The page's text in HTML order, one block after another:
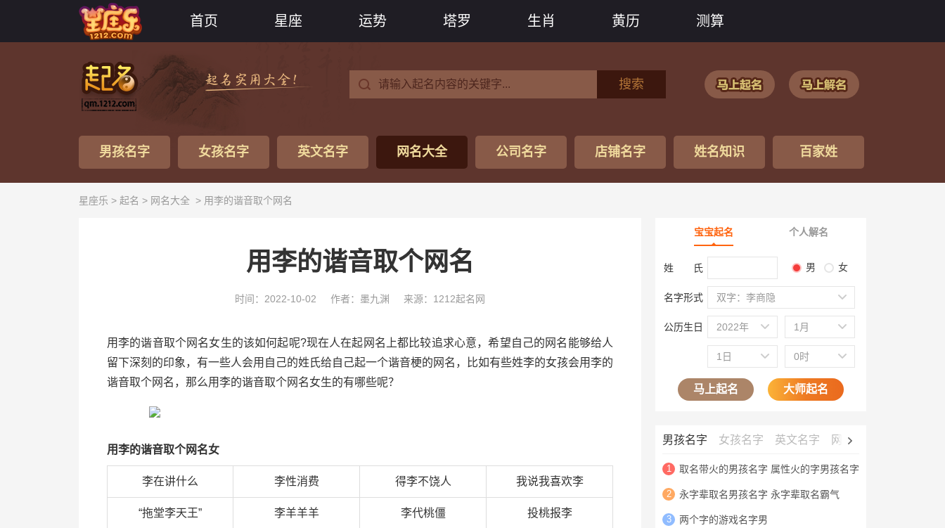
首页 星座 运势 塔罗 生肖 黄历 测算
搜索
男孩名字 女孩名字 英文名字 网名大全 公司名字 店铺名字 姓名知识 百家姓
星座乐 > 起名 > 网名大全 > 用李的谐音取个网名
用李的谐音取个网名
时间：2022-10-02 作者：墨九渊 来源：1212起名网
用李的谐音取个网名女生的该如何起呢?现在人在起网名上都比较追求心意，希望自己的网名能够给人
留下深刻的印象，有一些人会用自己的姓氏给自己起一个谐音梗的网名，比如有些姓李的女孩会用李的
谐音取个网名，那么用李的谐音取个网名女生的有哪些呢？
用李的谐音取个网名女
李在讲什么 李性消费 得李不饶人 我说我喜欢李
“拖堂李天王” 李羊羊羊 李代桃僵 投桃报李
宝宝起名 个人解名
姓 氏 男 女
名字形式 双字：李商隐
公历生日 2022年 1月
1日 0时
马上起名 大师起名
男孩名字 女孩名字 英文名字 网名大全
1 取名带火的男孩名字 属性火的字男孩名字
2 永字辈取名男孩名字 永字辈取名霸气
3 两个字的游戏名字男